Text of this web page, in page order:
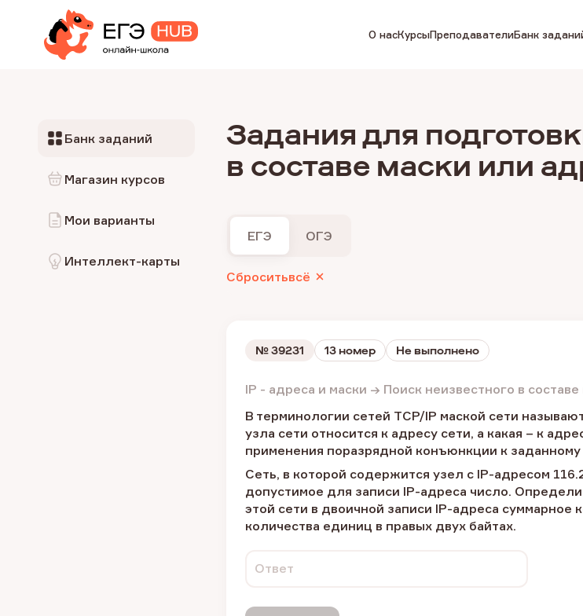
О насКурсыПреподавателиБанк
Банк заданий
Магазин курсов
Мои варианты
Интеллект-карты
Задания для
в составе маски или
ЕГЭ ОГЭ
Сброситьвсё
№39231 13 номер Не выполнено
IP - адреса и маски → Поиск неизвестного в
В терминологии сетей TCP/IP маской сети
узла сети относится к адресу сети, а какая – к
применения поразрядной конъюнкции к заданному
Сеть, в которой содержится узел с IP-адресом
допустимое для записи IP-адреса число.
этой сети в двоичной записи IP-адреса
количества единиц в правых двух байтах.
Ответ